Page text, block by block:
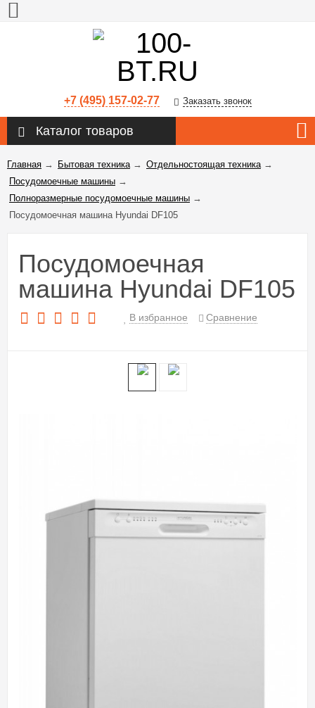
+7 (495) 157-02-77 Заказать звонок
Каталог товаров
Главная → Бытовая техника→ Отдельностоящая техника→
Посудомоечные машины →
Полноразмерные посудомоечные машины →
Посудомоечная машина Hyundai DF105
Посудомоечная
машина Hyundai DF105
В избранное Сравнение